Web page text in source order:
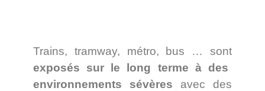
Trains, tramway, métro, bus … sont
exposés sur le long terme à des
environnements sévères avec des